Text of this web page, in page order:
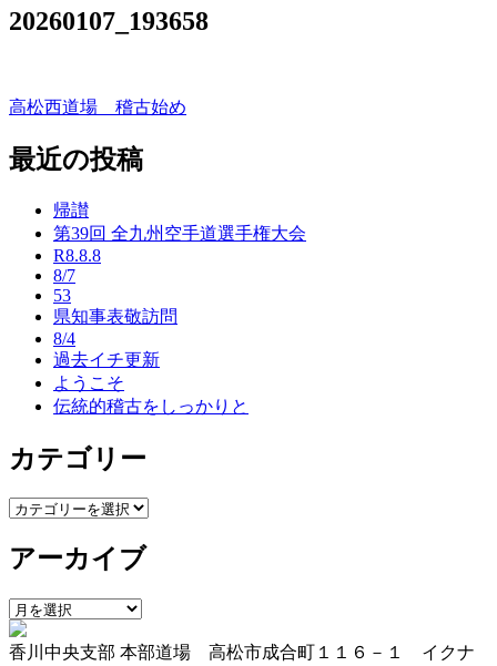
20260107_193658
投
稿
高松西道場 稽古始め
最近の投稿
帰讃
第39回 全九州空手道選手権大会
R8.8.8
8/7
53
県知事表敬訪問
8/4
過去イチ更新
ようこそ
伝統的稽古をしっかりと
カテゴリー
カ
ゴ
ー
アーカイブ
ア
ー
カ
香川中央支部 本部道場 高松市成合町１１６－１ イクナ